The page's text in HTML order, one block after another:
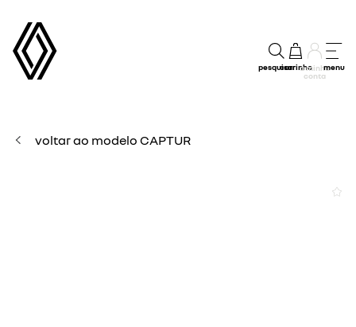
pesquisarcarrinhoa minha
conta
menu
voltar ao modelo CAPTUR